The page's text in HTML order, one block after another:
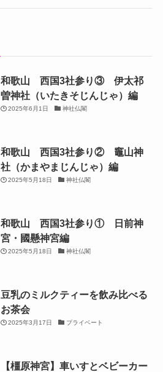
和歌山 西国3社参り③ 伊太祁
曽神社（いたきそじんじゃ）編
2025年6月1日 神社仏閣
和歌山 西国3社参り② 竈山神
社（かまやまじんじゃ）編
2025年5月18日 神社仏閣
和歌山 西国3社参り① 日前神
宮・國懸神宮編
2025年5月18日 神社仏閣
豆乳のミルクティーを飲み比べる
お茶会
2025年3月17日 プライベート
【橿原神宮】車いすとベビーカー